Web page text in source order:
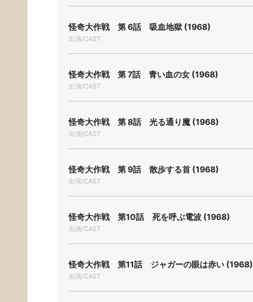
怪奇大作戦 第 6話 吸血地獄 (1968)
出演/CAST
怪奇大作戦 第 7話 青い血の女 (1968)
出演/CAST
怪奇大作戦 第 8話 光る通り魔 (1968)
出演/CAST
怪奇大作戦 第 9話 散歩する首 (1968)
出演/CAST
怪奇大作戦 第10話 死を呼ぶ電波 (1968)
出演/CAST
怪奇大作戦 第11話 ジャガーの眼は赤い (1968)
出演/CAST